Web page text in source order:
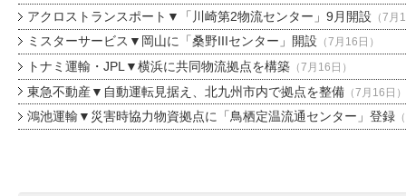
アクロストランスポート▼「川崎第2物流センター」9月開設 （7月
ミスターサービス▼岡山に「桑野IIIセンター」開設 （7月16日）
トナミ運輸・JPL▼横浜に共同物流拠点を構築（7月16日）
東急不動産▼自動運転見据え、北九州市内で拠点を整備（7月16日）
鴻池運輸▼災害時協力物資拠点に「鳥栖定温流通センター」登録